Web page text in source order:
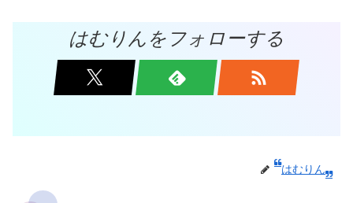
はむりんをフォローする
はむりん